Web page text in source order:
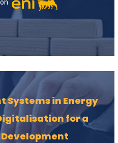
Systems in Energy
for a